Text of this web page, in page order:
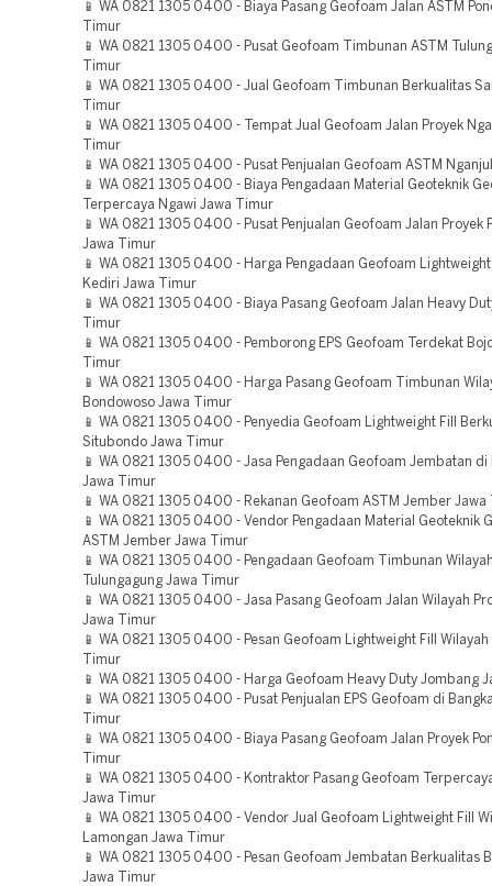
📱 WA 0821 1305 0400 - Biaya Pasang Geofoam Jalan ASTM
Timur
📱 WA 0821 1305 0400 - Pusat Geofoam Timbunan ASTM
Timur
📱 WA 0821 1305 0400 - Jual Geofoam Timbunan Berkualitas
Timur
📱 WA 0821 1305 0400 - Tempat Jual Geofoam Jalan Proyek
Timur
📱 WA 0821 1305 0400 - Pusat Penjualan Geofoam ASTM
📱 WA 0821 1305 0400 - Biaya Pengadaan Material Geoteknik
Terpercaya Ngawi Jawa Timur
📱 WA 0821 1305 0400 - Pusat Penjualan Geofoam Jalan Proyek
Jawa Timur
📱 WA 0821 1305 0400 - Harga Pengadaan Geofoam Lightweight
Kediri Jawa Timur
📱 WA 0821 1305 0400 - Biaya Pasang Geofoam Jalan Heavy
Timur
📱 WA 0821 1305 0400 - Pemborong EPS Geofoam Terdekat
Timur
📱 WA 0821 1305 0400 - Harga Pasang Geofoam Timbunan
Bondowoso Jawa Timur
📱 WA 0821 1305 0400 - Penyedia Geofoam Lightweight Fill
Situbondo Jawa Timur
📱 WA 0821 1305 0400 - Jasa Pengadaan Geofoam Jembatan di
Jawa Timur
📱 WA 0821 1305 0400 - Rekanan Geofoam ASTM Jember Jawa
📱 WA 0821 1305 0400 - Vendor Pengadaan Material Geoteknik
ASTM Jember Jawa Timur
📱 WA 0821 1305 0400 - Pengadaan Geofoam Timbunan
Tulungagung Jawa Timur
📱 WA 0821 1305 0400 - Jasa Pasang Geofoam Jalan Wilayah
Jawa Timur
📱 WA 0821 1305 0400 - Pesan Geofoam Lightweight Fill Wilayah
Timur
📱 WA 0821 1305 0400 - Harga Geofoam Heavy Duty Jombang
📱 WA 0821 1305 0400 - Pusat Penjualan EPS Geofoam di
Timur
📱 WA 0821 1305 0400 - Biaya Pasang Geofoam Jalan Proyek
Timur
📱 WA 0821 1305 0400 - Kontraktor Pasang Geofoam
Jawa Timur
📱 WA 0821 1305 0400 - Vendor Jual Geofoam Lightweight Fill
Lamongan Jawa Timur
📱 WA 0821 1305 0400 - Pesan Geofoam Jembatan Berkualitas
Jawa Timur